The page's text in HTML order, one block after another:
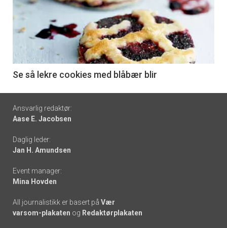
akkurat
nå
6
Se så lekre cookies med blåbær blir
Footer
-
links
Ansvarlig redaktør:
Aase E. Jacobsen
Daglig leder:
Jan H. Amundsen
Event manager:
Mina Hovden
All journalistikk er basert på Vær
varsom-plakaten og Redaktørplakaten